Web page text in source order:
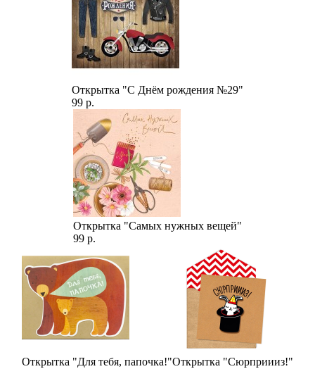
Открытка "С Днём рождения №29"
99 р.
Открытка "Самых нужных вещей"
99 р.
Открытка "Для тебя, папочка!"Открытка "Сюрприииз!"